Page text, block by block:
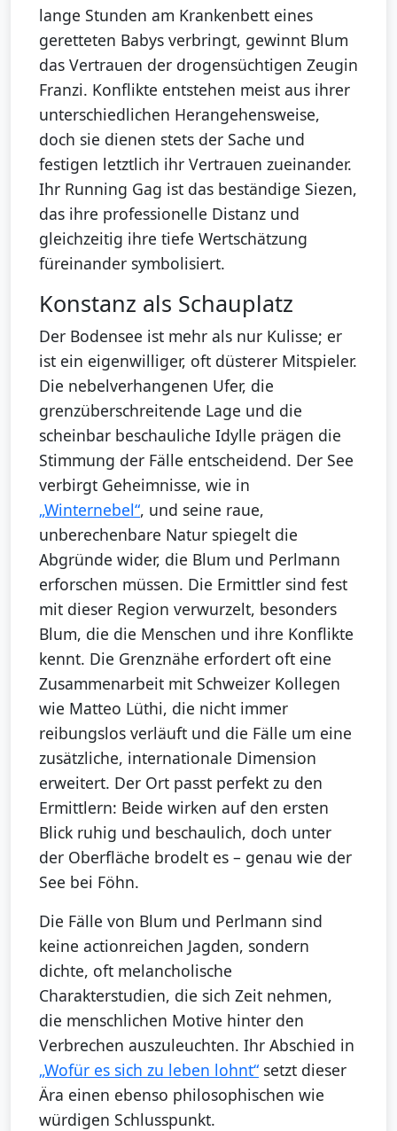
lange Stunden am Krankenbett eines
geretteten Babys verbringt, gewinnt Blum
das Vertrauen der drogensüchtigen Zeugin
Franzi. Konflikte entstehen meist aus ihrer
unterschiedlichen Herangehensweise,
doch sie dienen stets der Sache und
festigen letztlich ihr Vertrauen zueinander.
Ihr Running Gag ist das beständige Siezen,
das ihre professionelle Distanz und
gleichzeitig ihre tiefe Wertschätzung
füreinander symbolisiert.
Konstanz als Schauplatz
Der Bodensee ist mehr als nur Kulisse; er
ist ein eigenwilliger, oft düsterer Mitspieler.
Die nebelverhangenen Ufer, die
grenzüberschreitende Lage und die
scheinbar beschauliche Idylle prägen die
Stimmung der Fälle entscheidend. Der See
verbirgt Geheimnisse, wie in
„Winternebel“, und seine raue,
unberechenbare Natur spiegelt die
Abgründe wider, die Blum und Perlmann
erforschen müssen. Die Ermittler sind fest
mit dieser Region verwurzelt, besonders
Blum, die die Menschen und ihre Konflikte
kennt. Die Grenznähe erfordert oft eine
Zusammenarbeit mit Schweizer Kollegen
wie Matteo Lüthi, die nicht immer
reibungslos verläuft und die Fälle um eine
zusätzliche, internationale Dimension
erweitert. Der Ort passt perfekt zu den
Ermittlern: Beide wirken auf den ersten
Blick ruhig und beschaulich, doch unter
der Oberfläche brodelt es – genau wie der
See bei Föhn.
Die Fälle von Blum und Perlmann sind
keine actionreichen Jagden, sondern
dichte, oft melancholische
Charakterstudien, die sich Zeit nehmen,
die menschlichen Motive hinter den
Verbrechen auszuleuchten. Ihr Abschied in
„Wofür es sich zu leben lohnt“ setzt dieser
Ära einen ebenso philosophischen wie
würdigen Schlusspunkt.